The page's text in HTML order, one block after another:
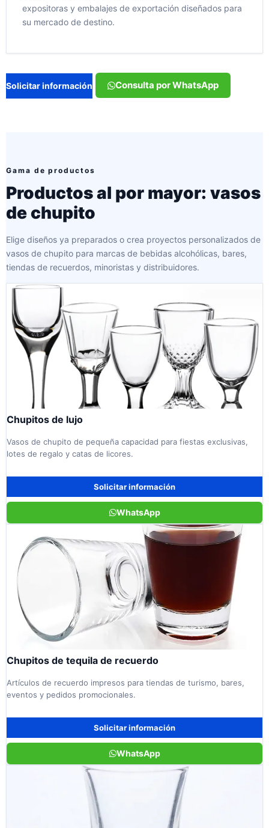
expositoras y embalajes de exportación diseñados para
su mercado de destino.
Solicitar información Consulta por WhatsApp
Gama de productos
Productos al por mayor: vasos
de chupito
Elige diseños ya preparados o crea proyectos personalizados de
vasos de chupito para marcas de bebidas alcohólicas, bares,
tiendas de recuerdos, minoristas y distribuidores.
Chupitos de lujo
Vasos de chupito de pequeña capacidad para fiestas exclusivas,
lotes de regalo y catas de licores.
Solicitar información
WhatsApp
Chupitos de tequila de recuerdo
Artículos de recuerdo impresos para tiendas de turismo, bares,
eventos y pedidos promocionales.
Solicitar información
WhatsApp